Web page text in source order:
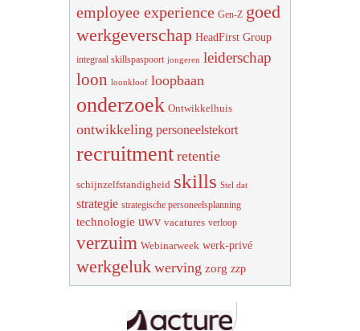
employee experience Gen-Z goed
werkgeverschap HeadFirst Group
integraal skillspaspoort jongeren leiderschap
loon loonkloof loopbaan
onderzoek Ontwikkelhuis
ontwikkeling personeelstekort
recruitment retentie
schijnzelfstandigheid skills Stel dat
strategie strategische personeelsplanning
technologie uwv vacatures verloop
verzuim Webinarweek werk-privé
werkgeluk werving zorg zzp